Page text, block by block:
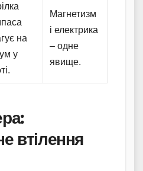
на
у
Магнетизм
і електрика
– одне
явище.
втілення